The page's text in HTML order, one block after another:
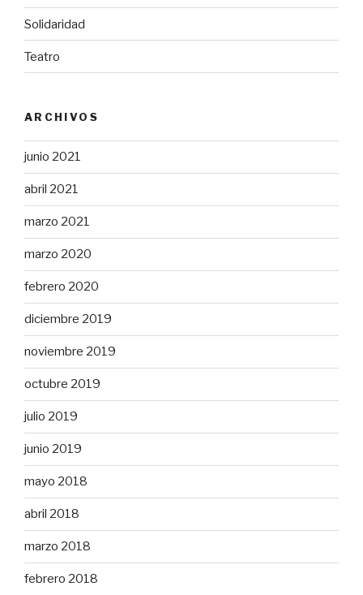
Solidaridad
Teatro
ARCHIVOS
junio 2021
abril 2021
marzo 2021
marzo 2020
febrero 2020
diciembre 2019
noviembre 2019
octubre 2019
julio 2019
junio 2019
mayo 2018
abril 2018
marzo 2018
febrero 2018